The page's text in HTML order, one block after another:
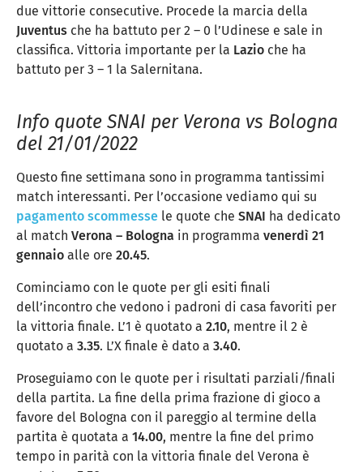
due vittorie consecutive. Procede la marcia della
Juventus che ha battuto per 2 – 0 l’Udinese e sale in
classifica. Vittoria importante per la Lazio che ha
battuto per 3 – 1 la Salernitana.
Info quote SNAI per Verona vs Bologna
del 21/01/2022
Questo fine settimana sono in programma tantissimi
match interessanti. Per l’occasione vediamo qui su
pagamento scommesse le quote che SNAI ha dedicato
al match Verona – Bologna in programma venerdì 21
gennaio alle ore 20.45.
Cominciamo con le quote per gli esiti finali
dell’incontro che vedono i padroni di casa favoriti per
la vittoria finale. L’1 è quotato a 2.10, mentre il 2 è
quotato a 3.35. L’X finale è dato a 3.40.
Proseguiamo con le quote per i risultati parziali/finali
della partita. La fine della prima frazione di gioco a
favore del Bologna con il pareggio al termine della
partita è quotata a 14.00, mentre la fine del primo
tempo in parità con la vittoria finale del Verona è